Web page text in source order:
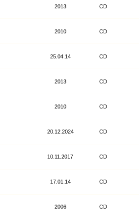
2013 CD
2010 CD
25.04.14 CD
2013 CD
2010 CD
20.12.2024 CD
10.11.2017 CD
17.01.14 CD
2006 CD